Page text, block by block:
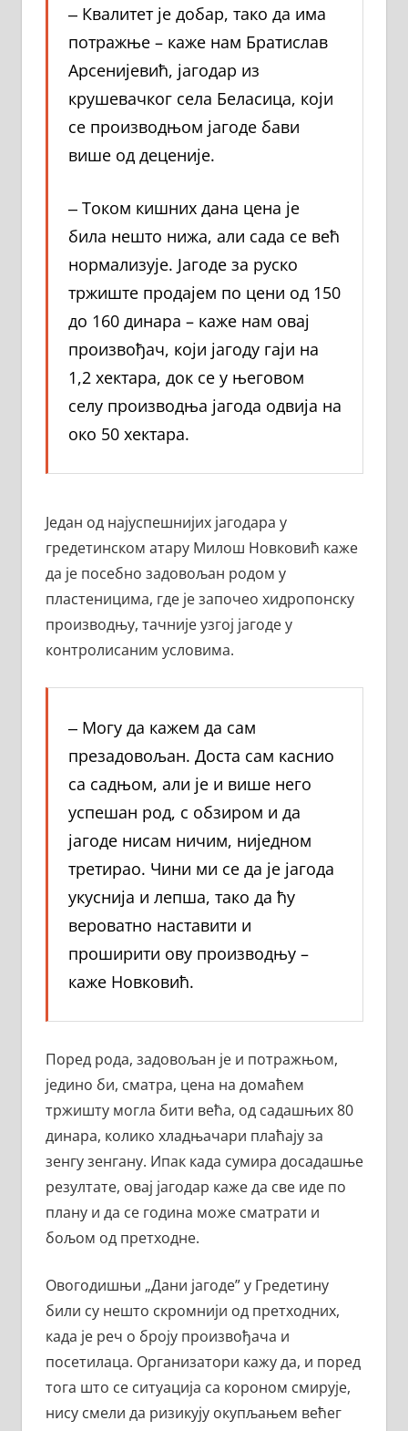
‒ Квалитет је добар, тако да има
потражње – каже нам Братислав
Арсенијевић, јагодар из
крушевачког села Беласица, који
се производњом јагоде бави
више од деценије.
‒ Током кишних дана цена је
била нешто нижа, али сада се већ
нормализује. Јагоде за руско
тржиште продајем по цени од 150
до 160 динара – каже нам овај
произвођач, који јагоду гаји на
1,2 хектара, док се у његовом
селу производња јагода одвија на
око 50 хектара.
Један од најуспешнијих јагодара у
гредетинском атару Милош Новковић каже
да је посебно задовољан родом у
пластеницима, где је започео хидропонску
производњу, тачније узгој јагоде у
контролисаним условима.
‒ Могу да кажем да сам
презадовољан. Доста сам каснио
са садњом, али је и више него
успешан род, с обзиром и да
јагоде нисам ничим, ниједном
третирао. Чини ми се да је јагода
укуснија и лепша, тако да ћу
вероватно наставити и
проширити ову производњу –
каже Новковић.
Поред рода, задовољан је и потражњом,
једино би, сматра, цена на домаћем
тржишту могла бити већа, од садашњих 80
динара, колико хладњачари плаћају за
зенгу зенгану. Ипак када сумира досадашње
резултате, овај јагодар каже да све иде по
плану и да се година може сматрати и
бољом од претходне.
Овогодишњи „Дани јагоде” у Гредетину
били су нешто скромнији од претходних,
када је реч о броју произвођача и
посетилаца. Организатори кажу да, и поред
тога што се ситуација са короном смирује,
нису смели да ризикују окупљањем већег